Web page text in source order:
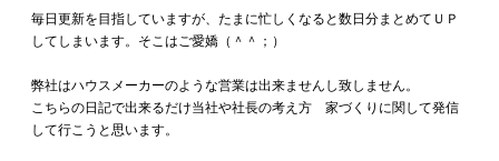
毎日更新を目指していますが、たまに忙しくなると数日分まとめてＵＰ
してしまいます。そこはご愛嬌（＾＾；）
弊社はハウスメーカーのような営業は出来ませんし致しません。
こちらの日記で出来るだけ当社や社長の考え方 家づくりに関して発信
して行こうと思います。